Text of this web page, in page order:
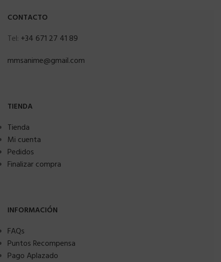
CONTACTO
Tel: +34 671 27 41 89
mmsanime@gmail.com
TIENDA
Tienda
Mi cuenta
Pedidos
Finalizar compra
INFORMACIÓN
FAQs
Puntos Recompensa
Pago Aplazado